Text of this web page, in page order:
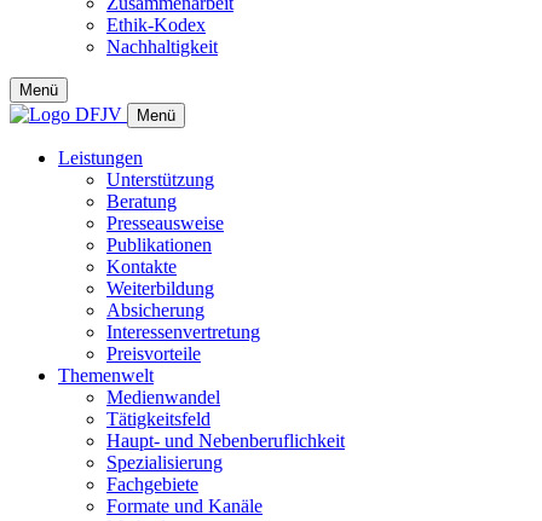
Ethik-Kodex
Nachhaltigkeit
Menü
Menü
Leistungen
Unterstützung
Beratung
Presseausweise
Publikationen
Kontakte
Weiterbildung
Absicherung
Interessenvertretung
Preisvorteile
Themenwelt
Medienwandel
Tätigkeitsfeld
Haupt- und Nebenberuflichkeit
Spezialisierung
Fachgebiete
Formate und Kanäle